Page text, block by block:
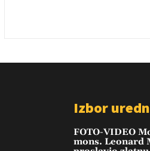
Izbor
FOTO-VIDEO
mons. Leonard